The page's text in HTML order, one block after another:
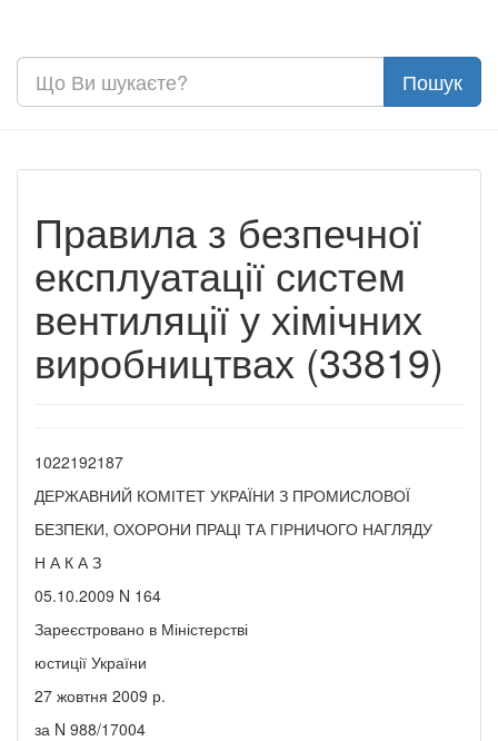
Правила з безпечної
експлуатації систем
вентиляції у хімічних
виробництвах (33819)
1022192187
ДЕРЖАВНИЙ КОМІТЕТ УКРАЇНИ З ПРОМИСЛОВОЇ
БЕЗПЕКИ, ОХОРОНИ ПРАЦІ ТА ГІРНИЧОГО НАГЛЯДУ
Н А К А З
05.10.2009 N 164
Зареєстровано в Міністерстві
юстиції України
27 жовтня 2009 р.
за N 988/17004